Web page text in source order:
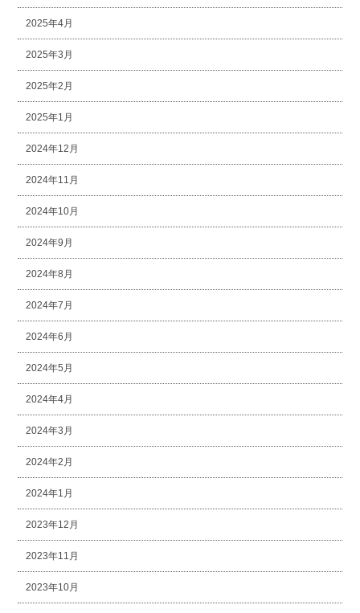
2025年4月
2025年3月
2025年2月
2025年1月
2024年12月
2024年11月
2024年10月
2024年9月
2024年8月
2024年7月
2024年6月
2024年5月
2024年4月
2024年3月
2024年2月
2024年1月
2023年12月
2023年11月
2023年10月